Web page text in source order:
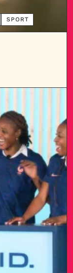
SPORT